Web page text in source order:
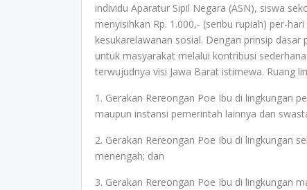
individu Aparatur Sipil Negara (ASN), siswa
menyisihkan Rp. 1.000,- (seribu rupiah) per-
kesukarelawanan sosial. Dengan prinsip
untuk masyarakat melalui kontribusi
terwujudnya visi Jawa Barat istimewa. Ruang
1. Gerakan Rereongan Poe Ibu di lingkungan
maupun instansi pemerintah lainnya dan
2. Gerakan Rereongan Poe Ibu di lingkungan
menengah; dan
3. Gerakan Rereongan Poe Ibu di lingkungan